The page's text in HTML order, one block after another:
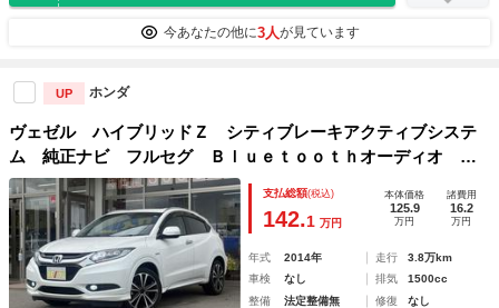
今あなたの他に3人が見ています
UP ホンダ
ヴェゼル ハイブリッドＺ シティブレーキアクティブシステ
ム 純正ナビ フルセグ Ｂｌｕｅｔｏｏｔｈオーディオ バ
ックカメラ ＥＴＣ クルーズコントロール ハーフレザーシ
ート シートヒーター ＬＥＤオートライト スマートキー
支払総額(税込)
142.1 万円
本体価格
125.9
万円
諸費用
16.2
万円
年式 2014年 走行
3.8万km
車検
なし 排気
1500cc
整備
法定整備無 修復
なし